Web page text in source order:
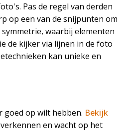
Pas de regel van derden
op een van de snijpunten om
waarbij elementen
de kijker via lijnen in de foto
kan unieke en
goed op wilt hebben. Bekijk
en wacht op het